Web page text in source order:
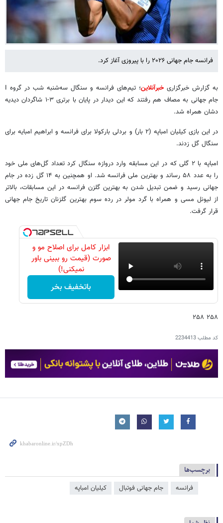
فرانسه جام جهانی ۲۰۲۶ را با پیروزی آغاز کرد.
به گزارش خبرگزاریخبرآنلاین
؛ تیم‌های فرانسه و سنگال سه‌شنبه شب در گروه I
جام جهانی به مصاف هم رفتند که این دیدار در پایان با برتری ۳-۱ شاگردان دیدیه
دشان همراه شد.
در این بازی کیلیان امباپه (۲ بار) و بردلی بارکولا برای فرانسه و ابراهیم امبایه برای
سنگال گل زدند.
امباپه با ۲ گلی که در این مسابقه وارد دروازه سنگال کرد تعداد گل‌های ملی خود
را به عدد ۵۸ رساند و بهترین ملی فرانسه شد. او همچنین به ۱۴ گل زده در جام
جهانی رسید و ضمن تبدیل شدن به بهترین گلزن فرانسه در این مسابقات، بالاتر
از لیونل مسی و همراه با گرد مولر در رده سوم بهترین گلزنان تاریخ جام جهانی
قرار گرفت.
ابزار کامل برای اصلاح مو و
صورت (قیمت رو ببینی باور
نمیکنی!)
باتخفیف بخر
۲۵۸ ۲۵۸
کد مطلب2234413
برچسب‌ها
فرانسه جام جهانی فوتبال کیلیان امباپه